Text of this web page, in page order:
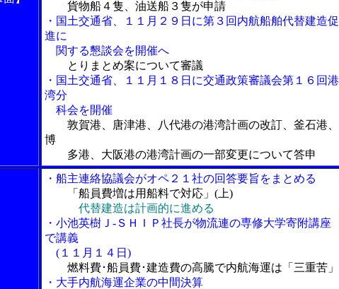
貨物船４隻、油送船３隻が申請
・国土交通省、１１月２９日に第３回内航船舶代替建造促
進に
関する懇談会を開催へ
とりまとめ案について審議
・国土交通省、１１月１８日に交通政策審議会第１６回港
湾分
科会を開催
敦賀港、唐津港、八代港の港湾計画の改訂、釜石港、
博
多港、大阪港の港湾計画の一部変更について答申
・船主連絡協議会がオペ２１社の回答要旨をまとめる
「船員費増は用船料で対応」(上)
代替建造は計画的に進める
・小池英樹Ｊ-ＳＨＩＰ社長が物流連の専修大学寄附講座
で講義
(１１月１４日)
燃料費･船員費･建造費の高騰で内航海運は「三重苦」
・大手内航海運企業の中間決算